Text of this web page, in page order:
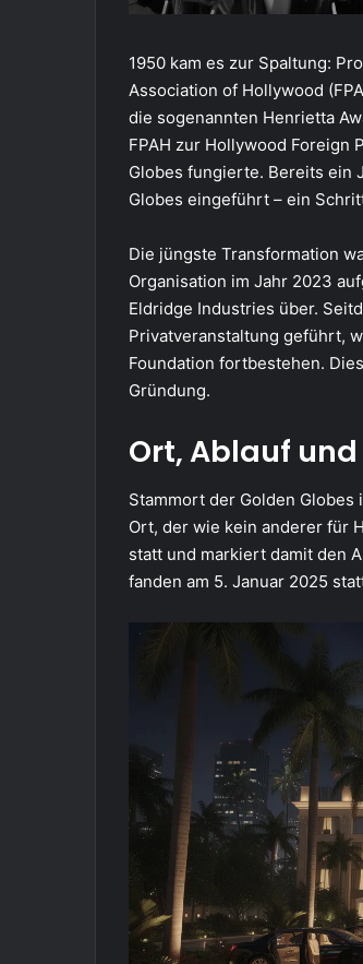
1950 kam es zur Spaltung:
Association of Hollywood
die sogenannten Henrietta
FPAH zur Hollywood Foreign
Globes fungierte. Bereits ein
Globes eingeführt – ein
Die jüngste Transformation
Organisation im Jahr 2023
Eldridge Industries über.
Privatveranstaltung geführt,
Foundation fortbestehen.
Gründung.
Ort, Ablauf
Stammort der Golden
Ort, der wie kein anderer für
statt und markiert damit den
fanden am 5. Januar 2025